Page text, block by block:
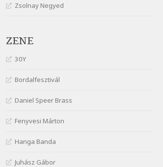
József Attila: Ringató
Szélkiáltó
József Attila: Tószunnyadó
József Attila: Virág (Mártinak)
Szélkiáltó
Szélkiáltó
K. I. Galczynski: Találkozás
Chopinnal
Zsolnay Negyed
ZENE
30Y
Bordalfesztivál
Daniel Speer Brass
Fenyvesi Márton
Hanga Banda
Juhász Gábor